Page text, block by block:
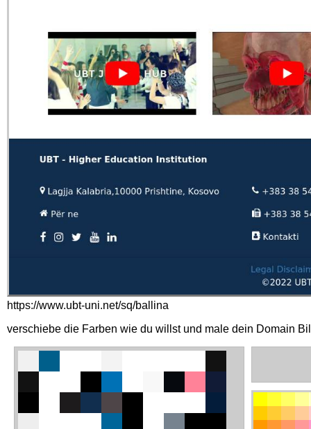
https://www.ubt-uni.net/sq/ballina
verschiebe die Farben wie du willst und male dein Domain